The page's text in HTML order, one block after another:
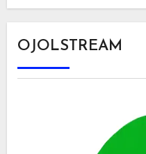
OJOLSTREAM